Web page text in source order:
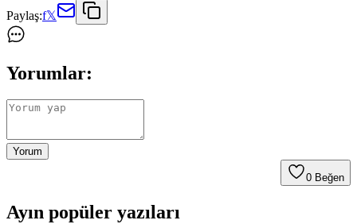
Paylaş:f𝕏
Yorumlar:
Yorum
0 Beğen
Ayın popüler yazıları